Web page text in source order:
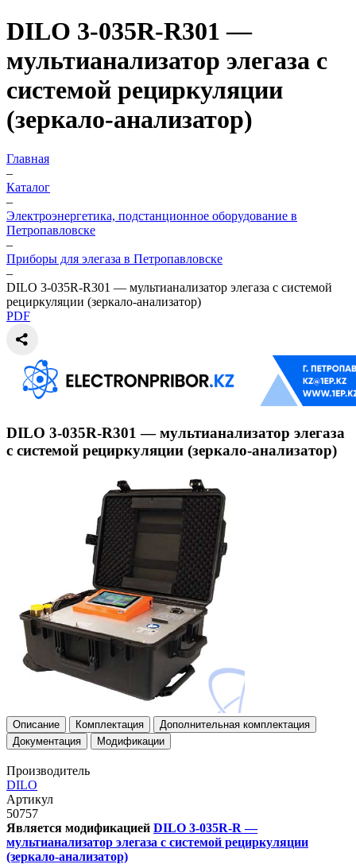
DILO 3-035R-R301 —
мультианализатор элегаза с
системой рециркуляции
(зеркало-анализатор)
Главная
–
Каталог
–
Электроэнергетика, подстанционное оборудование в
Петропавловске
–
Приборы для элегаза в Петропавловске
–
DILO 3-035R-R301 — мультианализатор элегаза с системой
рециркуляции (зеркало-анализатор)
PDF
DILO 3-035R-R301 — мультианализатор элегаза
с системой рециркуляции (зеркало-анализатор)
Описание Комплектация
Дополнительная комплектация
Документация
Модификации
Производитель
DILO
Артикул
50757
Является модификацией DILO 3-035R-R —
мультианализатор элегаза с системой рециркуляции
(зеркало-анализатор)